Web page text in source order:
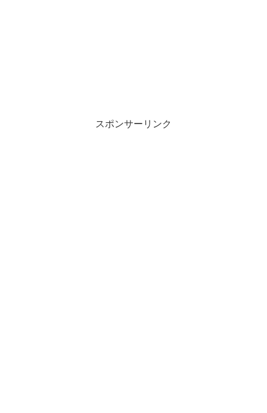
スポンサーリンク